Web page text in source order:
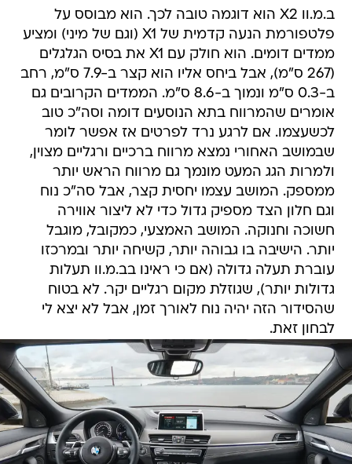
ב.מ.וו X2 הוא דוגמה טובה לכך. הוא מבוסס על
פלטפורמת הנעה קדמית של X1 (וגם של מיני) ומציע
ממדים דומים. הוא חולק עם X1 את בסיס הגלגלים
(267 ס"מ), אבל ביחס אליו הוא קצר ב-7.9 ס"מ, רחב
ב-0.3 ס"מ ונמוך ב-8.6 ס"מ. הממדים הקרובים גם
אומרים שהמרווח בתא הנוסעים דומה וסה"כ טוב
לכשעצמו. אם לרגע נרד לפרטים אז אפשר לומר
שבמושב האחורי נמצא מרווח ברכיים ורגליים מצוין,
ולמרות הגג המעט מונמך גם מרווח הראש יותר
ממספק. המושב עצמו יחסית קצר, אבל סה"כ נוח
וגם חלון הצד מספיק גדול כדי לא ליצור אווירה
חשוכה וחנוקה. המושב האמצעי, כמקובל, מוגבל
יותר. הישיבה בו גבוהה יותר, קשיחה יותר ובמרכזו
עוברת תעלה גדולה (אם כי ראינו בב.מ.וו תעלות
גדולות יותר), שגוזלת מקום רגליים יקר. לא בטוח
שהסידור הזה יהיה נוח לאורך זמן, אבל לא יצא לי
לבחון זאת.